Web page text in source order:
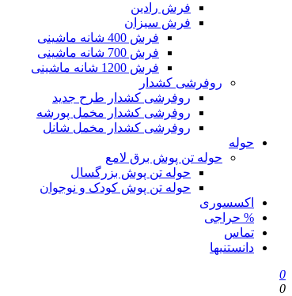
فرش رادین
فرش سیزان
فرش 400 شانه ماشینی
فرش 700 شانه ماشینی
فرش 1200 شانه ماشینی
روفرشی کشدار
روفرشی کشدار طرح جدید
روفرشی کشدار مخمل پورشه
روفرشی کشدار مخمل شانل
حوله
حوله تن پوش برق لامع
حوله تن پوش بزرگسال
حوله تن پوش کودک و نوجوان
اکسسوری
% حراجی
تماس
دانستنیها
0
0